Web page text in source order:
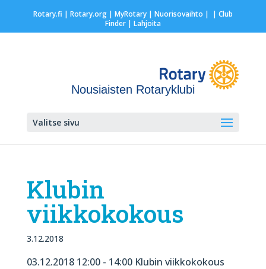
Rotary.fi | Rotary.org| MyRotary | Nuorisovaihto | | Club
Finder| Lahjoita
Nousiaisten Rotaryklubi
Valitse sivu
Klubin
viikkokokous
3.12.2018
03.12.2018 12:00 - 14:00 Klubin viikkokokous